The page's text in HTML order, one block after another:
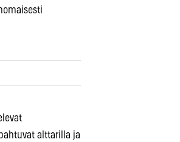
alttarilla ja